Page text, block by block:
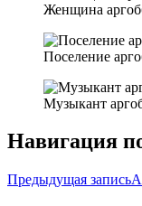
Женщина
Поселение
Музыкант
Навигация
Предыдущая запись